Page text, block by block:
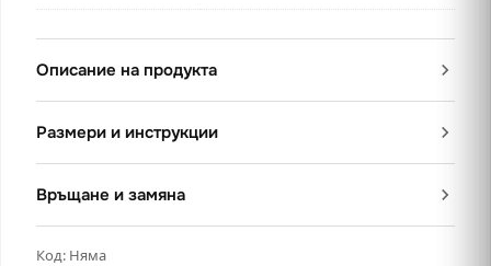
Описание на продукта
Размери и инструкции
Връщане и замяна
Код: Няма